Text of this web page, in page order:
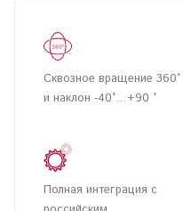
Сквозное вращение 360°
и наклон -40°…+90 °
Полная интеграция с